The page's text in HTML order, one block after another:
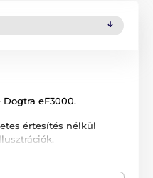
eF3000.
értesítés nélkül